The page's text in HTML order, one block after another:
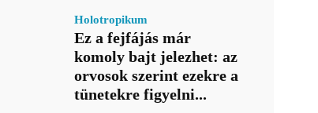
Holotropikum
Ez a fejfájás már
komoly bajt jelezhet: az
orvosok szerint ezekre a
tünetekre figyelni...